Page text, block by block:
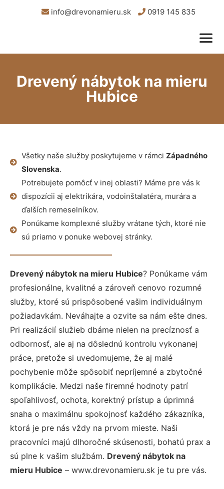
info@drevonamieru.sk 0919 145 835
Drevený nábytok na mieru
Hubice
Všetky naše služby poskytujeme v rámci Západného
Slovenska.
Potrebujete pomôcť v inej oblasti? Máme pre vás k
dispozícii aj elektrikára, vodoinštalatéra, murára a
ďalších remeselníkov.
Ponúkame komplexné služby vrátane tých, ktoré nie
sú priamo v ponuke webovej stránky.
Drevený nábytok na mieru Hubice? Ponúkame vám
profesionálne, kvalitné a zároveň cenovo rozumné
služby, ktoré sú prispôsobené vašim individuálnym
požiadavkám. Neváhajte a ozvite sa nám ešte dnes.
Pri realizácií služieb dbáme nielen na precíznosť a
odbornosť, ale aj na dôslednú kontrolu vykonanej
práce, pretože si uvedomujeme, že aj malé
pochybenie môže spôsobiť nepríjemné a zbytočné
komplikácie. Medzi naše firemné hodnoty patrí
spoľahlivosť, ochota, korektný prístup a úprimná
snaha o maximálnu spokojnosť každého zákazníka,
ktorá je pre nás vždy na prvom mieste. Naši
pracovníci majú dlhoročné skúsenosti, bohatú prax a
sú plne k vašim službám. Drevený nábytok na
mieru Hubice – www.drevonamieru.sk je tu pre vás.